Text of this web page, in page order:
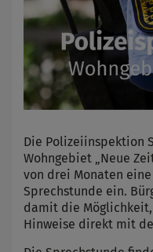
Die Polizeiinspektion
Wohngebiet „Neue
von drei Monaten
Sprechstunde ein.
damit die
Hinweise direkt mit